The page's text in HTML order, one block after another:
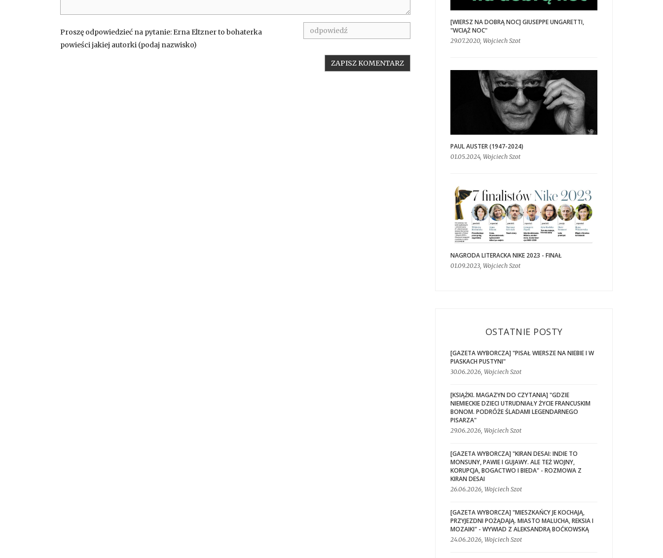
Proszę odpowiedzieć na pytanie: Erna Eltzner to bohaterka
powieści jakiej autorki (podaj nazwisko)
[WIERSZ NA DOBRĄ NOC] GIUSEPPE UNGARETTI,
"WCIĄŻ NOC"
29.07.2020, Wojciech Szot
PAUL AUSTER (1947-2024)
01.05.2024, Wojciech Szot
NAGRODA LITERACKA NIKE 2023 - FINAŁ
01.09.2023, Wojciech Szot
OSTATNIE POSTY
[GAZETA WYBORCZA] "PISAŁ WIERSZE NA NIEBIE I W
PIASKACH PUSTYNI"
30.06.2026, Wojciech Szot
[KSIĄŻKI. MAGAZYN DO CZYTANIA] "GDZIE
NIEMIECKIE DZIECI UTRUDNIAŁY ŻYCIE FRANCUSKIM
BONOM. PODRÓŻE ŚLADAMI LEGENDARNEGO
PISARZA"
29.06.2026, Wojciech Szot
[GAZETA WYBORCZA] "KIRAN DESAI: INDIE TO
MONSUNY, PAWIE I GUJAWY. ALE TEŻ WOJNY,
KORUPCJA, BOGACTWO I BIEDA" - ROZMOWA Z
KIRAN DESAI
26.06.2026, Wojciech Szot
[GAZETA WYBORCZA] "MIESZKAŃCY JE KOCHAJĄ,
PRZYJEZDNI POŻĄDAJĄ. MIASTO MALUCHA, REKSIA I
MOZAIKI" - WYWIAD Z ALEKSANDRĄ BOĆKOWSKĄ
24.06.2026, Wojciech Szot